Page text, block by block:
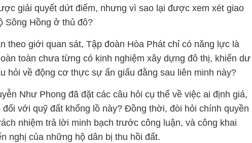
giải quyết dứt điểm, nhưng vì sao lại được xem xét giao
Sông Hồng ở thủ đô?
theo giới quan sát, Tập đoàn Hòa Phát chỉ có năng lực là
toàn chưa từng có kinh nghiệm xây dựng đô thị, khiến dư
hỏi về động cơ thực sự ẩn giấu đằng sau liên minh này?
Như Phong đã đặt các câu hỏi cụ thể về việc ai định giá,
đối với quỹ đất khổng lồ này? Đồng thời, đòi hỏi chính quyền
nhiệm trả lời minh bạch trước công luận, và công khai
nghị của những hộ dân bị thu hồi đất.